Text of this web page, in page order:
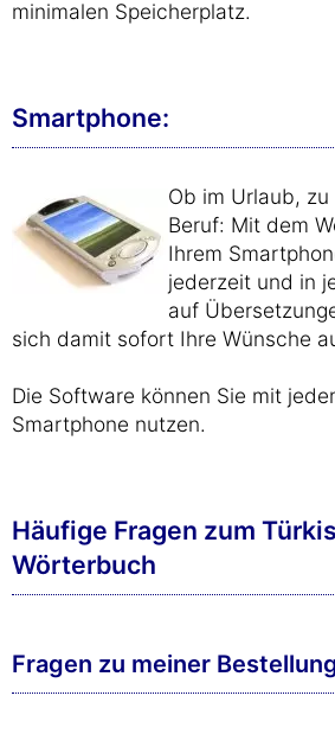
minimalen Speicherplatz.
Smartphone:
Ob im Urlaub,
Beruf: Mit dem
Ihrem
jederzeit und in
auf
sich damit sofort Ihre Wünsche
Die Software können Sie mit
Smartphone nutzen.
Häufige Fragen zum
Wörterbuch
Fragen zu meiner